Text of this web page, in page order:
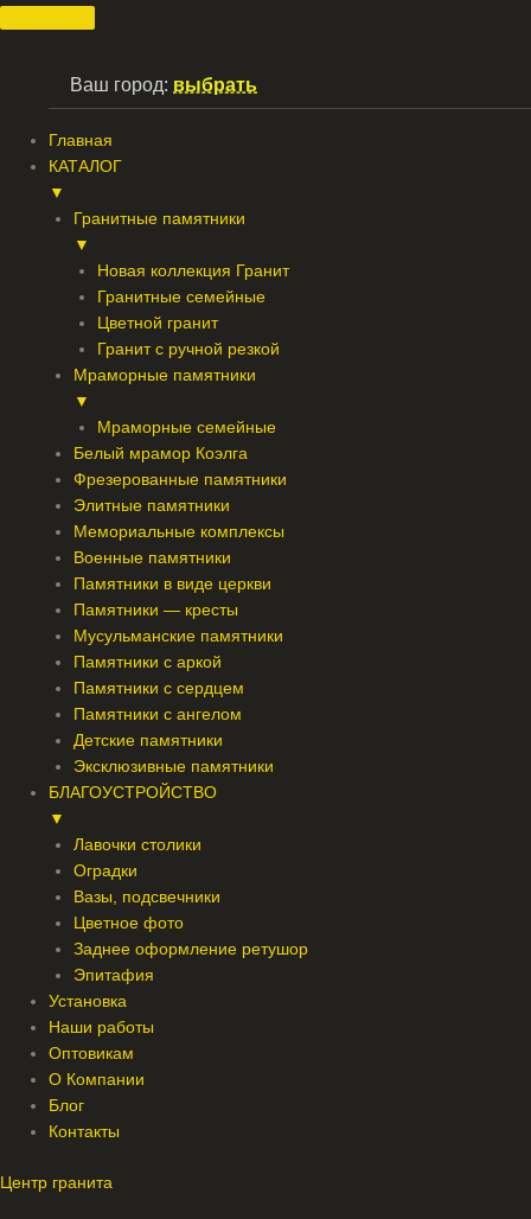
Ваш город: выбрать
Главная
КАТАЛОГ
▼
Гранитные памятники
▼
Новая коллекция Гранит
Гранитные семейные
Цветной гранит
Гранит с ручной резкой
Мраморные памятники
▼
Мраморные семейные
Белый мрамор Коэлга
Фрезерованные памятники
Элитные памятники
Мемориальные комплексы
Военные памятники
Памятники в виде церкви
Памятники — кресты
Мусульманские памятники
Памятники с аркой
Памятники с сердцем
Памятники с ангелом
Детские памятники
Эксклюзивные памятники
БЛАГОУСТРОЙСТВО
▼
Лавочки столики
Оградки
Вазы, подсвечники
Цветное фото
Заднее оформление ретушор
Эпитафия
Установка
Наши работы
Оптовикам
О Компании
Блог
Контакты
Перейти
Центр гранита